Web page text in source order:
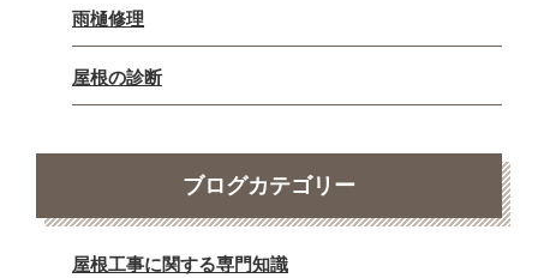
雨樋修理
屋根の診断
ブログカテゴリー
屋根工事に関する専門知識